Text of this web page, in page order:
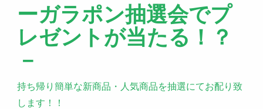
ーガラポン抽選会でプ
レゼントが当たる！？
－
持ち帰り簡単な新商品・人気商品を抽選にてお配り致
します！！